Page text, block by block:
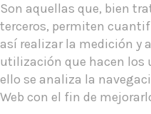
Son aquellas que, bien
terceros, permiten
así realizar la medición y
utilización que hacen los
ello se analiza la
Web con el fin de